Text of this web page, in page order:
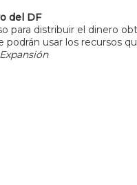
del DF
para distribuir el dinero
usar los recursos